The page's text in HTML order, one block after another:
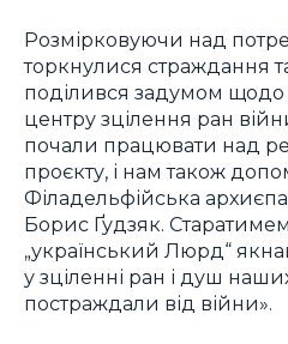
Розмірковуючи над
торкнулися страждання
поділився задумом щодо
центру зцілення ран
почали працювати над
проєкту, і нам також
Філадельфійська
Борис Ґудзяк.
„український Люрд“
у зціленні ран і душ
постраждали від війни».